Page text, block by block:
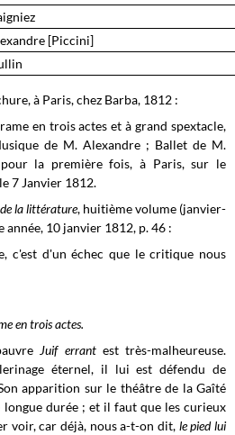
[Piccini]
à Paris, chez Barba, 1812 :
en trois actes et à grand spextacle,
de M. Alexandre ; Ballet de M.
pour la première fois, à Paris, sur le
7 Janvier 1812.
de la littérature, huitième volume (janvier-
année, 10 janvier 1812, p. 46 :
c'est d'un échec que le critique nous
en trois actes.
Juif errant est très-malheureuse.
éternel, il lui est défendu de
apparition sur le théâtre de la Gaîté
longue durée ; et il faut que les curieux
voir, car déjà, nous a-t-on dit, le pied lui